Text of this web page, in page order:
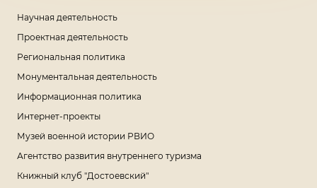
Научная деятельность
Проектная деятельность
Региональная политика
Монументальная деятельность
Информационная политика
Интернет-проекты
Музей военной истории РВИО
Агентство развития внутреннего туризма
Книжный клуб "Достоевский"